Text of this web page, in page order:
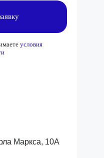
условия
Маркса, 10А